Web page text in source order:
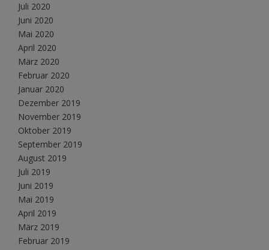
Juli 2020
Juni 2020
Mai 2020
April 2020
März 2020
Februar 2020
Januar 2020
Dezember 2019
November 2019
Oktober 2019
September 2019
August 2019
Juli 2019
Juni 2019
Mai 2019
April 2019
März 2019
Februar 2019